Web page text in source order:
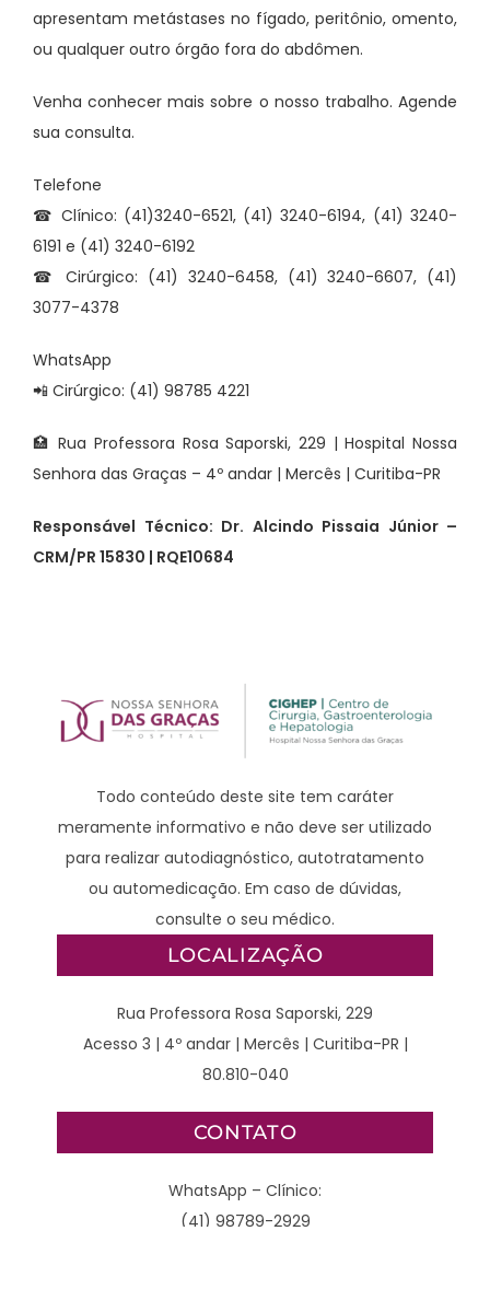
apresentam metástases no fígado, peritônio, omento,
ou qualquer outro órgão fora do abdômen.
Venha conhecer mais sobre o nosso trabalho. Agende
sua consulta.
Telefone
☎ Clínico: (41)3240-6521, (41) 3240-6194, (41) 3240-
6191 e (41) 3240-6192
☎ Cirúrgico: (41) 3240-6458, (41) 3240-6607, (41)
3077-4378
WhatsApp
📲 Cirúrgico: (41) 98785 4221
🏥 Rua Professora Rosa Saporski, 229 | Hospital Nossa
Senhora das Graças – 4º andar | Mercês | Curitiba-PR
Responsável Técnico: Dr. Alcindo Pissaia Júnior –
CRM/PR 15830 | RQE10684
Todo conteúdo deste site tem caráter
meramente informativo e não deve ser utilizado
para realizar autodiagnóstico, autotratamento
ou automedicação. Em caso de dúvidas,
consulte o seu médico.
LOCALIZAÇÃO
Rua Professora Rosa Saporski, 229
Acesso 3 | 4º andar | Mercês | Curitiba-PR |
80.810-040
CONTATO
WhatsApp – Clínico:
(41) 98789-2929